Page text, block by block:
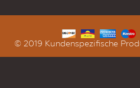
© 2019 Kundenspezifische